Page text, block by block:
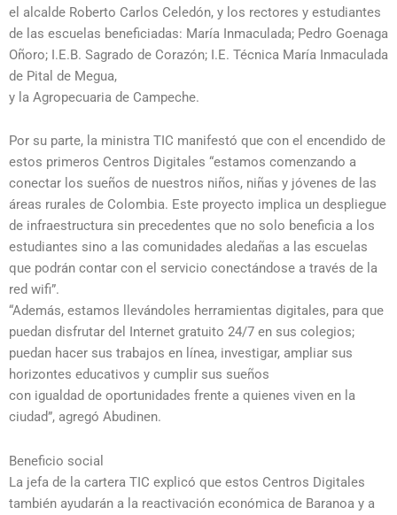
el alcalde Roberto Carlos Celedón, y los rectores y estudiantes
de las escuelas beneficiadas: María Inmaculada; Pedro Goenaga
Oñoro; I.E.B. Sagrado de Corazón; I.E. Técnica María Inmaculada
de Pital de Megua,
y la Agropecuaria de Campeche.
Por su parte, la ministra TIC manifestó que con el encendido de
estos primeros Centros Digitales “estamos comenzando a
conectar los sueños de nuestros niños, niñas y jóvenes de las
áreas rurales de Colombia. Este proyecto implica un despliegue
de infraestructura sin precedentes que no solo beneficia a los
estudiantes sino a las comunidades aledañas a las escuelas
que podrán contar con el servicio conectándose a través de la
red wifi”.
“Además, estamos llevándoles herramientas digitales, para que
puedan disfrutar del Internet gratuito 24/7 en sus colegios;
puedan hacer sus trabajos en línea, investigar, ampliar sus
horizontes educativos y cumplir sus sueños
con igualdad de oportunidades frente a quienes viven en la
ciudad”, agregó Abudinen.
Beneficio social
La jefa de la cartera TIC explicó que estos Centros Digitales
también ayudarán a la reactivación económica de Baranoa y a